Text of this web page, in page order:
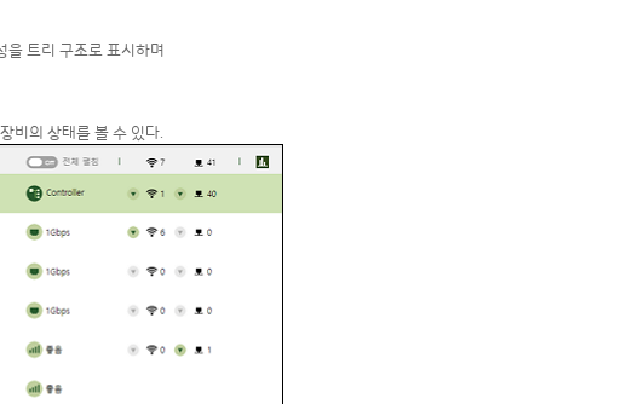
을 트리 구조로 표시하며
비의 상태를 볼 수 있다.